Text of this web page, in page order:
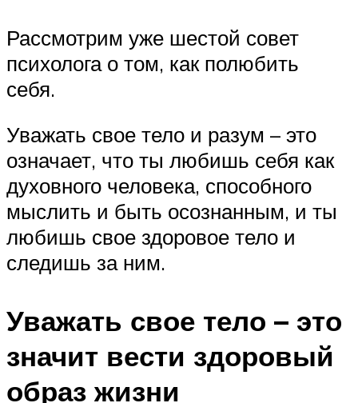
Рассмотрим уже шестой совет
психолога о том, как полюбить
себя.
Уважать свое тело и разум – это
означает, что ты любишь себя как
духовного человека, способного
мыслить и быть осознанным, и ты
любишь свое здоровое тело и
следишь за ним.
Уважать свое тело – это
значит вести здоровый
образ жизни